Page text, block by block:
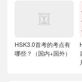
HSK3.0首考的考点有
哪些？（国内+国外）